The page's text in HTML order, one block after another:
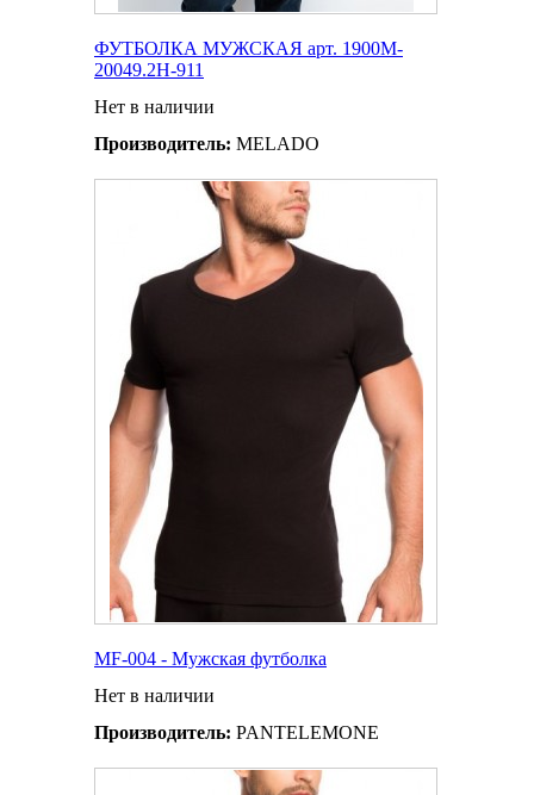
ФУТБОЛКА МУЖСКАЯ арт. 1900M-
20049.2H-911
Нет в наличии
Производитель: MELADO
MF-004 - Мужская футболка
Нет в наличии
Производитель: PANTELEMONE